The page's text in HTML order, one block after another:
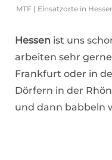
MTF | Einsatzorte in
Hessen ist uns
arbeiten sehr
Frankfurt oder in
Dörfern in der
und dann babbeln